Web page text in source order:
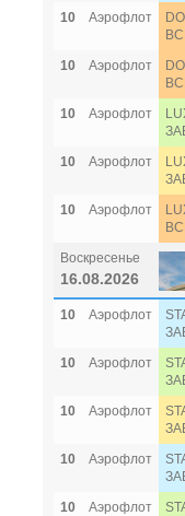
10
Аэрофлот
10
Аэрофлот
10
Аэрофлот
10
Аэрофлот
10
Аэрофлот
Воскресенье
16.08.2026
10 Аэрофлот
10
Аэрофлот
10
Аэрофлот
10
Аэрофлот
10
Аэрофлот